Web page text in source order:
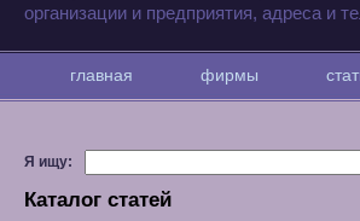
организации и предприятия, адреса и
главная фирмы
Я ищу:
Каталог статей